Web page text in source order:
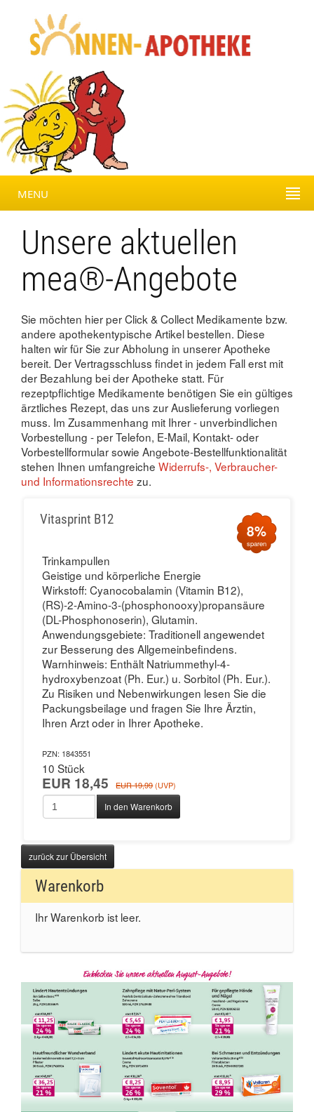
MENU
Unsere aktuellen
mea®-Angebote
Sie möchten hier per Click & Collect Medikamente bzw.
andere apothekentypische Artikel bestellen. Diese
halten wir für Sie zur Abholung in unserer Apotheke
bereit. Der Vertragsschluss findet in jedem Fall erst mit
der Bezahlung bei der Apotheke statt. Für
rezeptpflichtige Medikamente benötigen Sie ein gültiges
ärztliches Rezept, das uns zur Auslieferung vorliegen
muss. Im Zusammenhang mit Ihrer - unverbindlichen
Vorbestellung - per Telefon, E-Mail, Kontakt- oder
Vorbestellformular sowie Angebote-Bestellfunktionalität
stehen Ihnen umfangreiche Widerrufs-, Verbraucher-
und Informationsrechte zu.
Vitasprint B12
8%
sparen
Trinkampullen
Geistige und körperliche Energie
Wirkstoff: Cyanocobalamin (Vitamin B12),
(RS)-2-Amino-3-(phosphonooxy)propansäure
(DL-Phosphonoserin), Glutamin.
Anwendungsgebiete: Traditionell angewendet
zur Besserung des Allgemeinbefindens.
Warnhinweis: Enthält Natriummethyl-4-
hydroxybenzoat (Ph. Eur.) u. Sorbitol (Ph. Eur.).
Zu Risiken und Nebenwirkungen lesen Sie die
Packungsbeilage und fragen Sie Ihre Ärztin,
Ihren Arzt oder in Ihrer Apotheke.
PZN: 1843551
10 Stück
EUR 18,45 EUR 19,99(UVP)
In den Warenkorb
zurück zur Übersicht
Warenkorb
Ihr Warenkorb ist leer.